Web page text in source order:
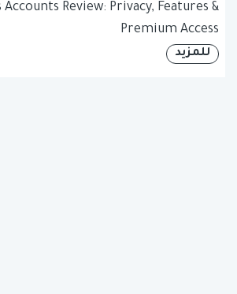
Accounts Review: Privacy, Features &
Premium Access
للمزيد